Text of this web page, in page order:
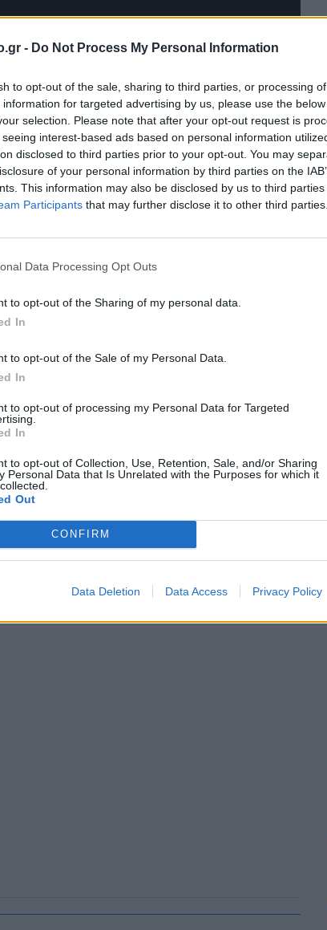
- Do Not Process My Personal Information
to opt-out of the sale, sharing to third parties, or processing
information for targeted advertising by us, please use the
selection. Please note that after your opt-out request is
interest-based ads based on personal information
disclosed to third parties prior to your opt-out. You may
of your personal information by third parties on the
This information may also be disclosed by us to third
Participants that may further disclose it to other third parties.
Data Processing Opt Outs
to opt-out of the Sharing of my personal data.
In
to opt-out of the Sale of my Personal Data.
In
to opt-out of processing my Personal Data for Targeted
In
to opt-out of Collection, Use, Retention, Sale, and/or Sharing
Personal Data that Is Unrelated with the Purposes for which it
Out
CONFIRM
Data Deletion Data Access Privacy Policy
ΔΙΑΦΗΜΙΣΗ
στο Google News και μάθετε πρώτοι
Τα νέα της ημέρας και ότι σου κάνει κλικ!
και στο Instagram
ΔΙΑΦΗΜΙΣΗ